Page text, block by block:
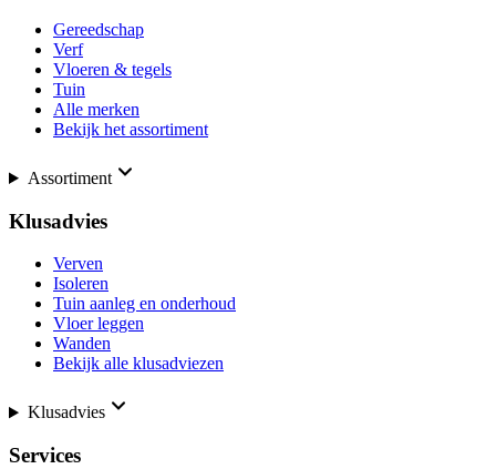
Gereedschap
Verf
Vloeren & tegels
Tuin
Alle merken
Bekijk het assortiment
Assortiment
Klusadvies
Verven
Isoleren
Tuin aanleg en onderhoud
Vloer leggen
Wanden
Bekijk alle klusadviezen
Klusadvies
Services